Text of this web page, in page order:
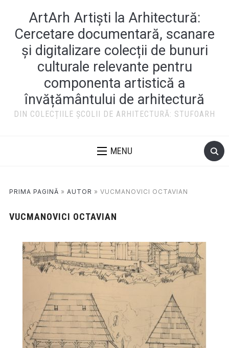
ArtArh Artiști la Arhitectură:
Cercetare documentară, scanare
și digitalizare colecții de bunuri
culturale relevante pentru
componenta artistică a
învățământului de arhitectură
DIN COLECȚIILE ȘCOLII DE ARHITECTURĂ: STUFOARH
MENU
PRIMA PAGINĂ » AUTOR » VUCMANOVICI OCTAVIAN
VUCMANOVICI OCTAVIAN